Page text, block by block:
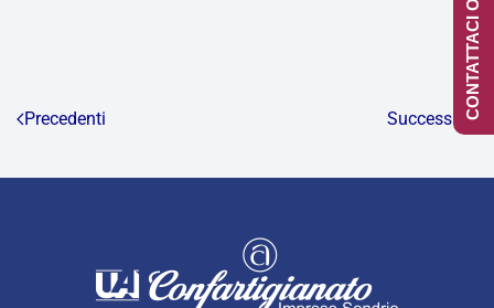
Precedenti Successivi